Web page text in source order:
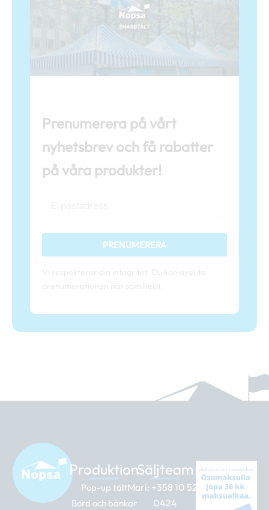
Prenumerera på vårt
nyhetsbrev och få rabatter
på våra produkter!
PRENUMERERA
Produktion
Pop-up tält
Bord och bänkar
Säljteam
Mari: +358 10 526
0424